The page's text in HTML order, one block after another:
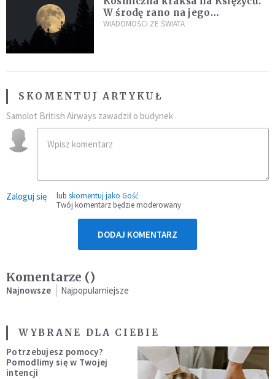
W środę rano na jego
powierzchni dojdzie do
WIADOMOŚCI ZE ŚWIATA
SKOMENTUJ ARTYKUŁ
Samolot British Airways zawadził o budynek
Zaloguj się lub skomentuj jako Gość
Twój komentarz będzie moderowany
DODAJ KOMENTARZ
Komentarze ()
Najnowsze Najpopularniejsze
WYBRANE DLA CIEBIE
Potrzebujesz pomocy?
Pomodlimy się w Twojej
intencji